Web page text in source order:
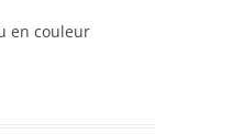
en couleur